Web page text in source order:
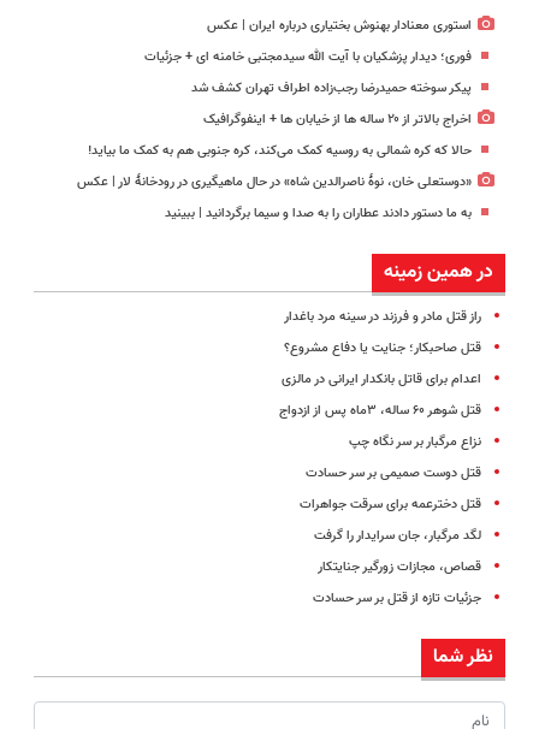
استوری معنادار بهنوش بختیاری درباره ایران | عکس
فوری؛ دیدار پزشکیان با آیت الله سیدمجتبی خامنه ای + جزئیات
پیکر سوخته حمیدرضا رجب‌زاده اطراف تهران کشف شد
اخراج بالاتر از ۲۰ ساله ها از خیابان ها + اینفوگرافیک
حالا که کره شمالی به روسیه کمک می‌کند، کره جنوبی هم به کمک ما بیاید!
«دوستعلی خان، نوۀ ناصرالدین شاه» در حال ماهیگیری در رودخانۀ لار | عکس
به ما دستور دادند عطاران را به صدا و سیما برگردانید | ببینید
در همین زمینه
راز قتل مادر و فرزند در سینه مرد باغدار
قتل صاحبکار؛ جنایت یا دفاع مشروع؟
اعدام برای قاتل بانکدار ایرانی در مالزی
قتل شوهر ۶۰ ساله، ۳‌ماه پس از ازدواج
نزاع مرگبار بر سر نگاه چپ
قتل دوست صمیمی بر سر حسادت
قتل دخترعمه برای سرقت جواهرات
لگد مرگبار، جان سرایدار را گرفت
قصاص، مجازات زورگیر جنایتکار
جزئیات تازه از قتل بر سر حسادت
نظر شما